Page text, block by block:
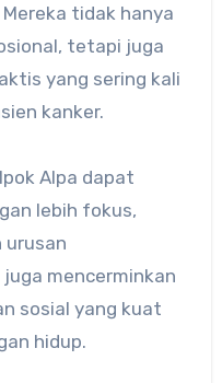
Mereka tidak hanya
tetapi juga
yang sering kali
kanker.
Alpa dapat
lebih fokus,
urusan
juga mencerminkan
sosial yang kuat
hidup.